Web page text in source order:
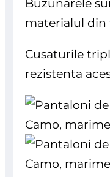
Buzunarele
materialul din
Cusaturile
rezistenta